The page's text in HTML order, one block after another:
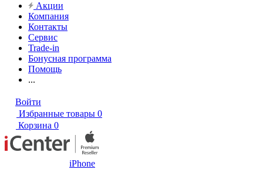
Акции
Компания
Контакты
Сервис
Trade-in
Бонусная программа
Помощь
...
Войти
Избранные товары 0
Корзина 0
iPhone